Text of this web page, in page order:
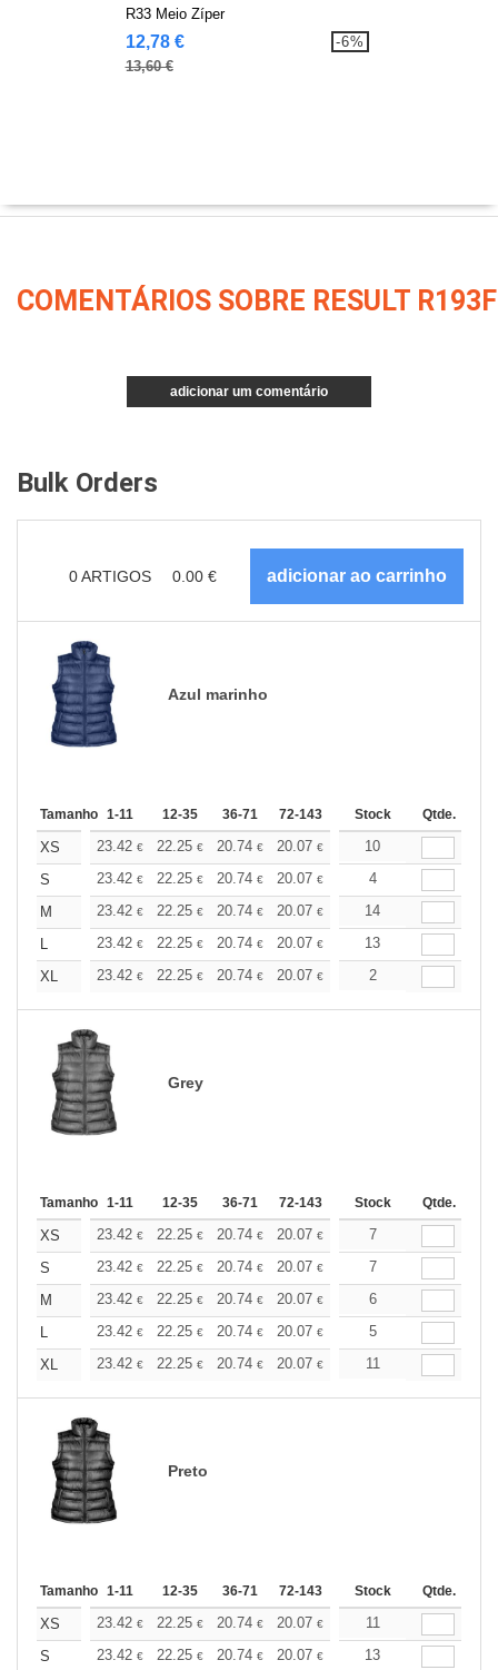
R33 Meio Zíper
12,78 €
13,60 €
-6%
COMENTÁRIOS SOBRE RESULT R193F
adicionar um comentário
Bulk Orders
0ARTIGOS 0.00 €
Azul marinho
Tamanho 1-11 12-35 36-71 72-143 144-287 288 +
Stock Qtde.
XS 23.42 € 22.25 € 20.74 € 20.07 € 19.07€
10
S
23.42 € 22.25 € 20.74 € 20.07 € 19.07
4
M
23.42 € 22.25 € 20.74 € 20.07 € 19.07€
14
L
23.42 € 22.25 € 20.74 € 20.07 € 19.07€
13
XL
23.42 € 22.25 € 20.74 € 20.07 € 19.07
2
Grey
Tamanho 1-11 12-35 36-71 72-143 144-287 288 +
Stock Qtde.
XS 23.42 € 22.25 € 20.74 € 20.07 € 19.07
7
S
23.42 € 22.25 € 20.74 € 20.07 € 19.07
7
M
23.42 € 22.25 € 20.74 € 20.07 € 19.07
6
L
23.42 € 22.25 € 20.74 € 20.07 € 19.07
5
XL
23.42 € 22.25 € 20.74 € 20.07 € 19.07
11
Preto
Tamanho 1-11 12-35 36-71 72-143 144-287 288 +
Stock Qtde.
XS 23.42 € 22.25 € 20.74 € 20.07 € 19.07
11
S
23.42 € 22.25 € 20.74 € 20.07 € 19.07€
13